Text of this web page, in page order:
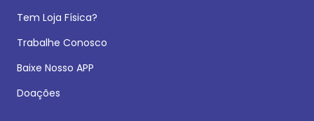
Tem Loja Física?
Trabalhe Conosco
Baixe Nosso APP
Doações